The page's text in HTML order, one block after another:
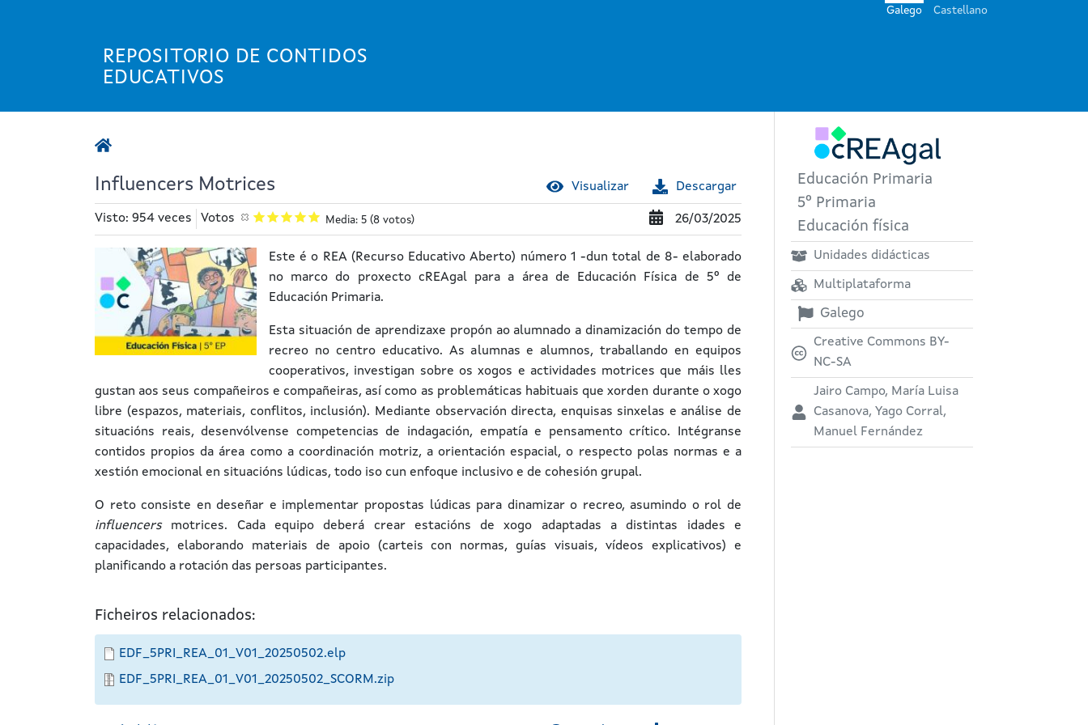
Galego Castellano
REPOSITORIO DE CONTIDOS
EDUCATIVOS
Influencers Motrices Visualizar Descargar
Visto: 954 veces Votos Media: 5 (8 votos) 26/03/2025
Este é o REA (Recurso Educativo Aberto) número 1 -dun total de 8- elaborado
no marco do proxecto cREAgal para a área de Educación Física de 5º de
Educación Primaria.
Esta situación de aprendizaxe propón ao alumnado a dinamización do tempo de
recreo no centro educativo. As alumnas e alumnos, traballando en equipos
cooperativos, investigan sobre os xogos e actividades motrices que máis lles
gustan aos seus compañeiros e compañeiras, así como as problemáticas habituais que xorden durante o xogo
libre (espazos, materiais, conflitos, inclusión). Mediante observación directa, enquisas sinxelas e análise de
situacións reais, desenvólvense competencias de indagación, empatía e pensamento crítico. Intégranse
contidos propios da área como a coordinación motriz, a orientación espacial, o respecto polas normas e a
xestión emocional en situacións lúdicas, todo iso cun enfoque inclusivo e de cohesión grupal.
O reto consiste en deseñar e implementar propostas lúdicas para dinamizar o recreo, asumindo o rol de
influencersmotrices. Cada equipo deberá crear estacións de xogo adaptadas a distintas idades e
capacidades, elaborando materiais de apoio (carteis con normas, guías visuais, vídeos explicativos) e
planificando a rotación das persoas participantes.
Ficheiros relacionados:
EDF_5PRI_REA_01_V01_20250502.elp
EDF_5PRI_REA_01_V01_20250502_SCORM.zip
Educación Primaria
5º Primaria
Educación física
Unidades didácticas
Multiplataforma
Galego
Creative Commons BY-
NC-SA
Jairo Campo, María Luisa
Casanova, Yago Corral,
Manuel Fernández